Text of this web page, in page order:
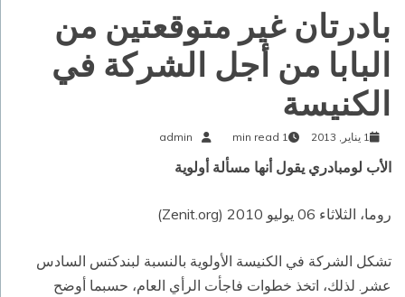
بادرتان غير متوقعتين من
البابا من أجل الشركة في
الكنيسة
1 يناير, 2013 1 min read
admin
الأب لومبادري يقول أنها مسألة أولوية
روما، الثلاثاء 06 يوليو 2010 (Zenit.org)
تشكل الشركة في الكنيسة الأولوية بالنسبة لبندكتس السادس
عشر. لذلك، اتخذ خطوات فاجأت الرأي العام، حسبما أوضح